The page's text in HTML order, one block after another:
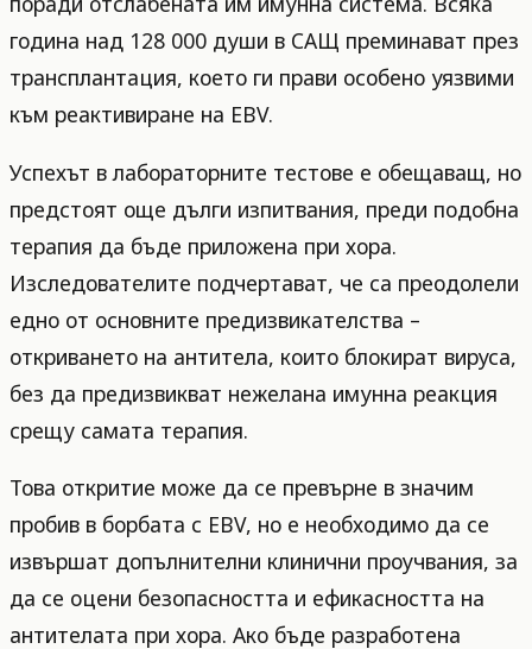
година над 128 000 души в САЩ преминават през
трансплантация, което ги прави особено уязвими
към реактивиране на EBV.
Успехът в лабораторните тестове е обещаващ, но
предстоят още дълги изпитвания, преди подобна
терапия да бъде приложена при хора.
Изследователите подчертават, че са преодолели
едно от основните предизвикателства –
откриването на антитела, които блокират вируса,
без да предизвикват нежелана имунна реакция
срещу самата терапия.
Това откритие може да се превърне в значим
пробив в борбата с EBV, но е необходимо да се
извършат допълнителни клинични проучвания, за
да се оцени безопасността и ефикасността на
антителата при хора. Ако бъде разработена